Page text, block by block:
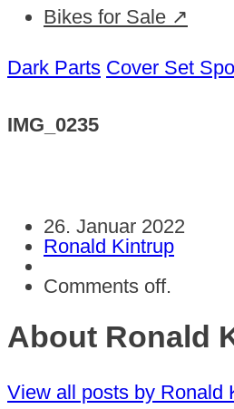
Bikes for Sale ↗
Dark Parts Cover Set
IMG_0235
26. Januar 2022
Ronald Kintrup
Comments off.
About Ronald
View all posts by Ronald